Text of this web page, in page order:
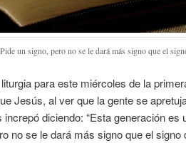
un signo, pero no se le dará más signo que el
para este miércoles de la
Jesús, al ver que la gente se
diciendo: “Esta generación es
no se le dará más signo que el signo